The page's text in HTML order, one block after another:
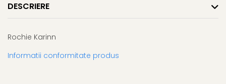
DESCRIERE
Rochie Karinn
Informatii conformitate produs